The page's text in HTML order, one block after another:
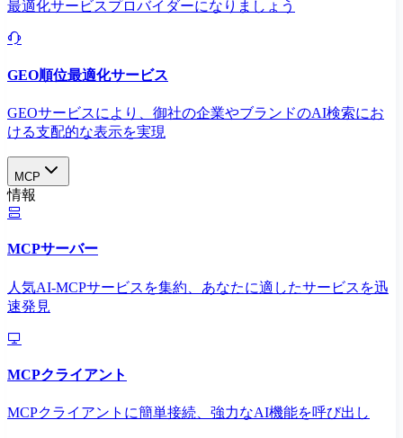
最適化サービスプロバイダーになりましょう
GEO順位最適化サービス
GEOサービスにより、御社の企業やブランドのAI検索にお
ける支配的な表示を実現​
MCP
情報
MCPサーバー
人気AI-MCPサービスを集約、あなたに適したサービスを迅
速発見
MCPクライアント
MCPクライアントに簡単接続、強力なAI機能を呼び出し